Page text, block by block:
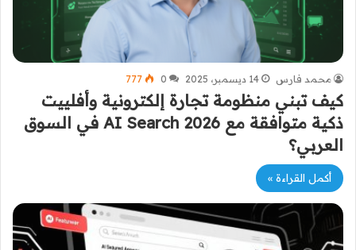
محمد فارس 14 ديسمبر، 2025 0
777
كيف تبني منظومة تجارة إلكترونية وأفلييت
ذكية متوافقة مع AI Search 2026 في السوق
العربي؟
أكمل القراءة »